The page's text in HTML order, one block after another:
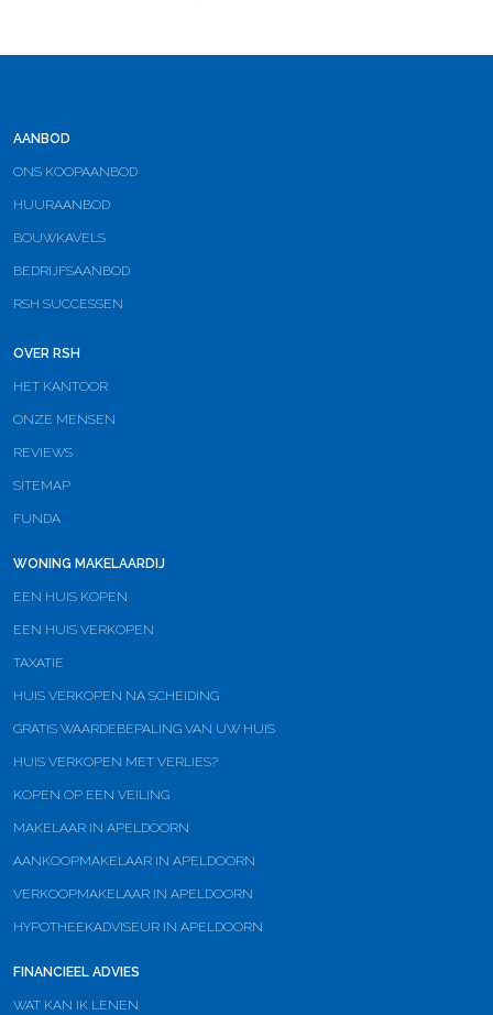
AANBOD
ONS KOOPAANBOD
HUURAANBOD
BOUWKAVELS
BEDRIJFSAANBOD
RSH SUCCESSEN
OVER RSH
HET KANTOOR
ONZE MENSEN
REVIEWS
SITEMAP
FUNDA
WONING MAKELAARDIJ
EEN HUIS KOPEN
EEN HUIS VERKOPEN
TAXATIE
HUIS VERKOPEN NA SCHEIDING
GRATIS WAARDEBEPALING VAN UW HUIS
HUIS VERKOPEN MET VERLIES?
KOPEN OP EEN VEILING
MAKELAAR IN APELDOORN
AANKOOPMAKELAAR IN APELDOORN
VERKOOPMAKELAAR IN APELDOORN
HYPOTHEEKADVISEUR IN APELDOORN
FINANCIEEL ADVIES
WAT KAN IK LENEN